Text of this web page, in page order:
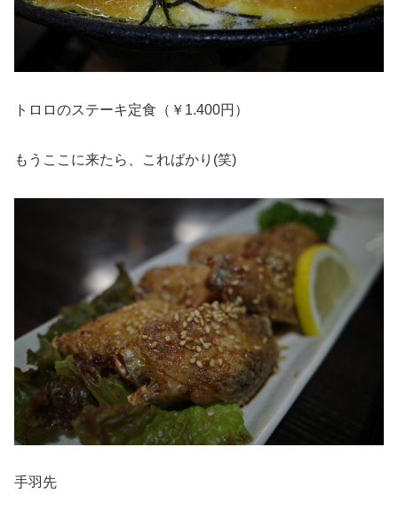
トロロのステーキ定食（￥1.400円）
もうここに来たら、こればかり(笑)
手羽先